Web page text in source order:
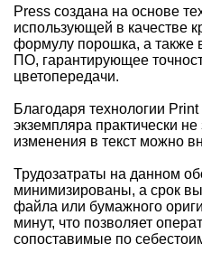
Press создана на основе
использующей в качестве
формулу порошка, а также
ПО, гарантирующее
цветопередачи.
Благодаря технологии
экземпляра практически
изменения в текст можно
Трудозатраты на данном
минимизированы, а срок
файла или бумажного
минут, что позволяет
сопоставимые по